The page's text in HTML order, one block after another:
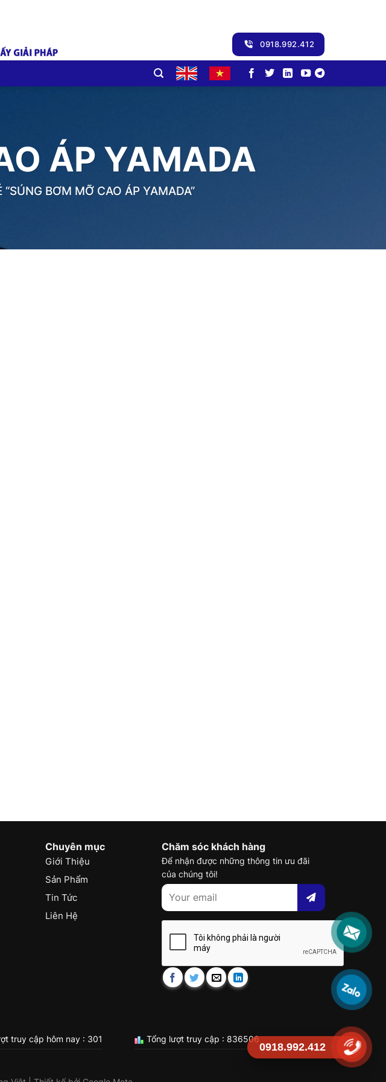
0918.992.412
ÁP YAMADA
BƠM MỠ CAO ÁP YAMADA”
Chuyên mục
Giới Thiệu
Sản Phẩm
Tin Tức
Liên Hệ
Chăm sóc khách hàng
Để nhận được những thông tin ưu đãi
của chúng tôi!
truy cập hôm nay : 301 Tổng lượt truy cập : 836506
0918.992.412